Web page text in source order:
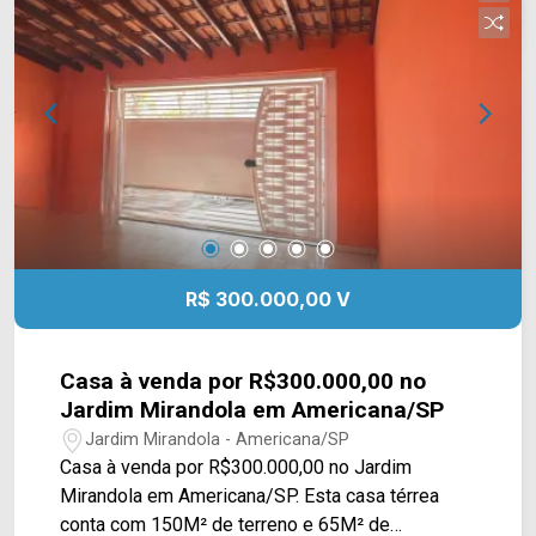
WhatsApp e Telefone: (19) 3475-4546 ARBIX
IMÓVEIS - Presente em cada mudança!
R$ 300.000,00 V
Casa à venda por R$300.000,00 no
Jardim Mirandola em Americana/SP
Jardim Mirandola - Americana/SP
Casa à venda por R$300.000,00 no Jardim
Mirandola em Americana/SP. Esta casa térrea
conta com 150M² de terreno e 65M² de